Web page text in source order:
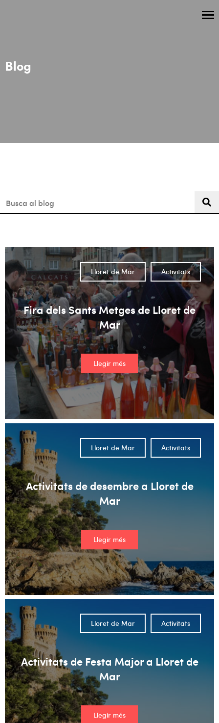
Blog
Aquest és un camp de cerca amb una funció de
Fira dels Sants Metges de Lloret de
Mar
Llegir més
Activitats
Lloret de Mar
Activitats de desembre a Lloret de
Mar
Llegir més
Activitats
Lloret de Mar
Activitats de Festa Major a Lloret de
Mar
Llegir més
Activitats
Lloret de Mar